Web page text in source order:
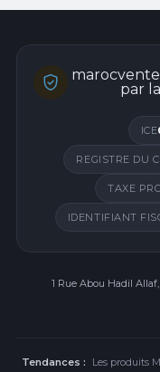
par
ICE
REGISTRE DU
TAXE
IDENTIFIANT
1 Rue Abou Hadil
Tendances : Les produits